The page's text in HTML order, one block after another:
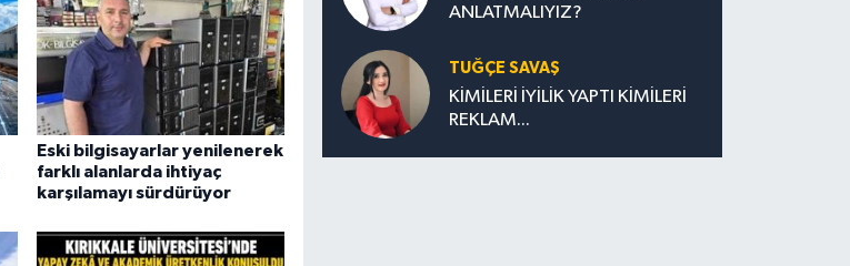
Eski bilgisayarlar yenilenerek
farklı alanlarda ihtiyaç
karşılamayı sürdürüyor
ANLATMALIYIZ?
TUĞÇE SAVAŞ
KİMİLERİ İYİLİK YAPTI KİMİLERİ
REKLAM...